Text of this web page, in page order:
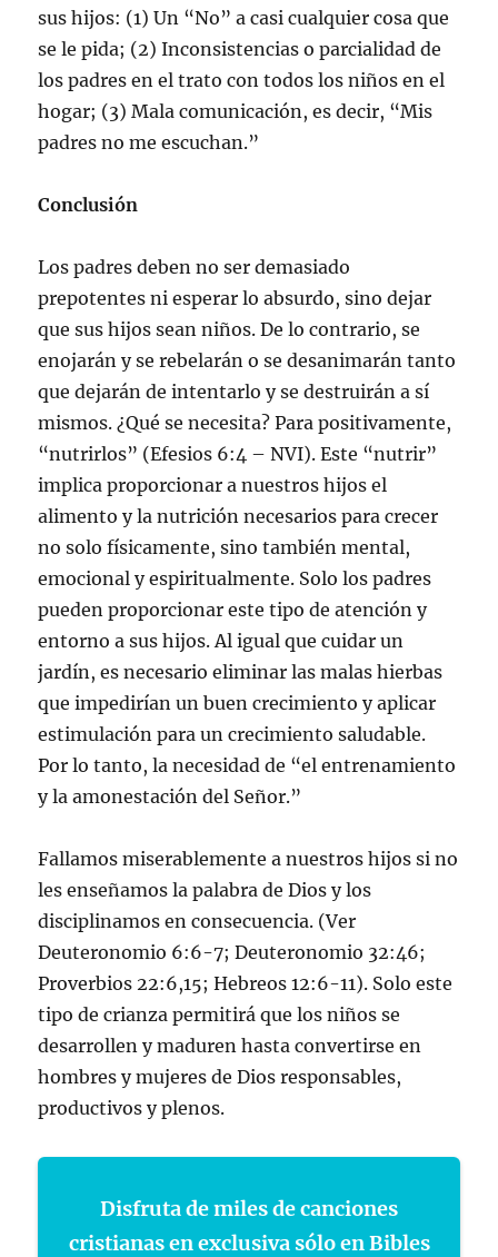
sus hijos: (1) Un “No” a casi cualquier cosa que
se le pida; (2) Inconsistencias o parcialidad de
los padres en el trato con todos los niños en el
hogar; (3) Mala comunicación, es decir, “Mis
padres no me escuchan.”
Conclusión
Los padres deben no ser demasiado
prepotentes ni esperar lo absurdo, sino dejar
que sus hijos sean niños. De lo contrario, se
enojarán y se rebelarán o se desanimarán tanto
que dejarán de intentarlo y se destruirán a sí
mismos. ¿Qué se necesita? Para positivamente,
“nutrirlos” (Efesios 6:4 – NVI). Este “nutrir”
implica proporcionar a nuestros hijos el
alimento y la nutrición necesarios para crecer
no solo físicamente, sino también mental,
emocional y espiritualmente. Solo los padres
pueden proporcionar este tipo de atención y
entorno a sus hijos. Al igual que cuidar un
jardín, es necesario eliminar las malas hierbas
que impedirían un buen crecimiento y aplicar
estimulación para un crecimiento saludable.
Por lo tanto, la necesidad de “el entrenamiento
y la amonestación del Señor.”
Fallamos miserablemente a nuestros hijos si no
les enseñamos la palabra de Dios y los
disciplinamos en consecuencia. (Ver
Deuteronomio 6:6-7; Deuteronomio 32:46;
Proverbios 22:6,15; Hebreos 12:6-11). Solo este
tipo de crianza permitirá que los niños se
desarrollen y maduren hasta convertirse en
hombres y mujeres de Dios responsables,
productivos y plenos.
Disfruta de miles de canciones
cristianas en exclusiva sólo en Bibles